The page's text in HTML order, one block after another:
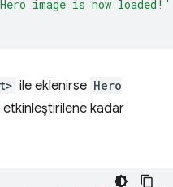
image is now
ile eklenirse Hero
etkinleştirilene kadar